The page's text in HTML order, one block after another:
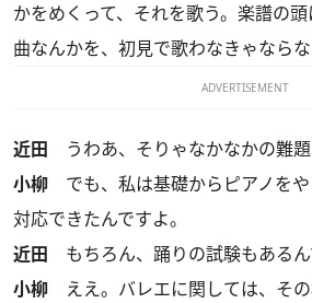
かをめくって、それを歌う。楽譜の
曲なんかを、初見で歌わなきゃならな
ADVERTISEMENT
近田 うわあ、そりゃなかなかの難題
小柳 でも、私は基礎からピアノを
対応できたんですよ。
近田 もちろん、踊りの試験もあるん
小柳 ええ。バレエに関しては、そ